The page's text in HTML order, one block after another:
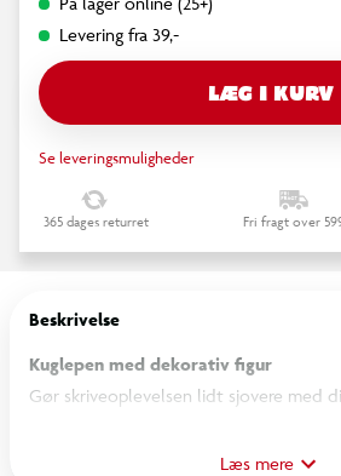
Levering fra 39,-
LÆG I KURV
Se leveringsmuligheder
365 dages returret Fri fragt over
Beskrivelse
Kuglepen med dekorativ figur
Gør skriveoplevelsen lidt sjovere med
sjove detaljer og figurer, som gør dem
Læs mere